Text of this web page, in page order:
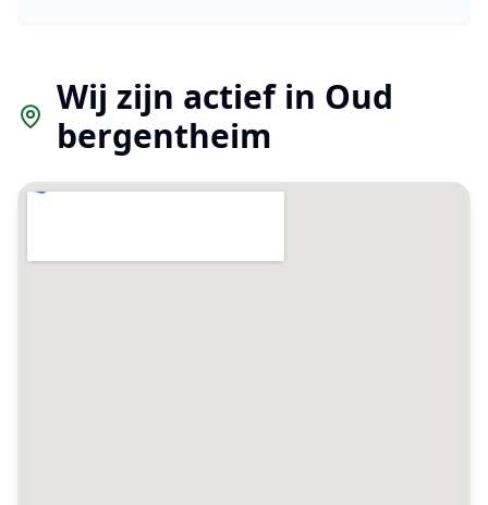
Wij zijn actief in Oud
bergentheim